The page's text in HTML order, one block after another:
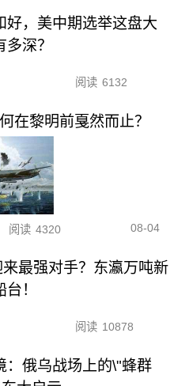
好，美中期选举这盘大
深？
阅读 6132
在黎明前戛然而止？
阅读 4320 08-04
最强对手？东瀛万吨新
！
阅读 10878
：俄乌战场上的\"蜂群